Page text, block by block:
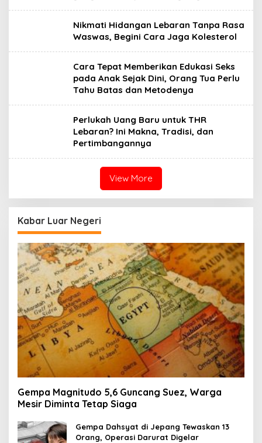
Nikmati Hidangan Lebaran Tanpa Rasa
Waswas, Begini Cara Jaga Kolesterol
Cara Tepat Memberikan Edukasi Seks
pada Anak Sejak Dini, Orang Tua Perlu
Tahu Batas dan Metodenya
Perlukah Uang Baru untuk THR
Lebaran? Ini Makna, Tradisi, dan
Pertimbangannya
View More
Kabar Luar Negeri
Gempa Magnitudo 5,6 Guncang Suez, Warga
Mesir Diminta Tetap Siaga
Gempa Dahsyat di Jepang Tewaskan 13
Orang, Operasi Darurat Digelar